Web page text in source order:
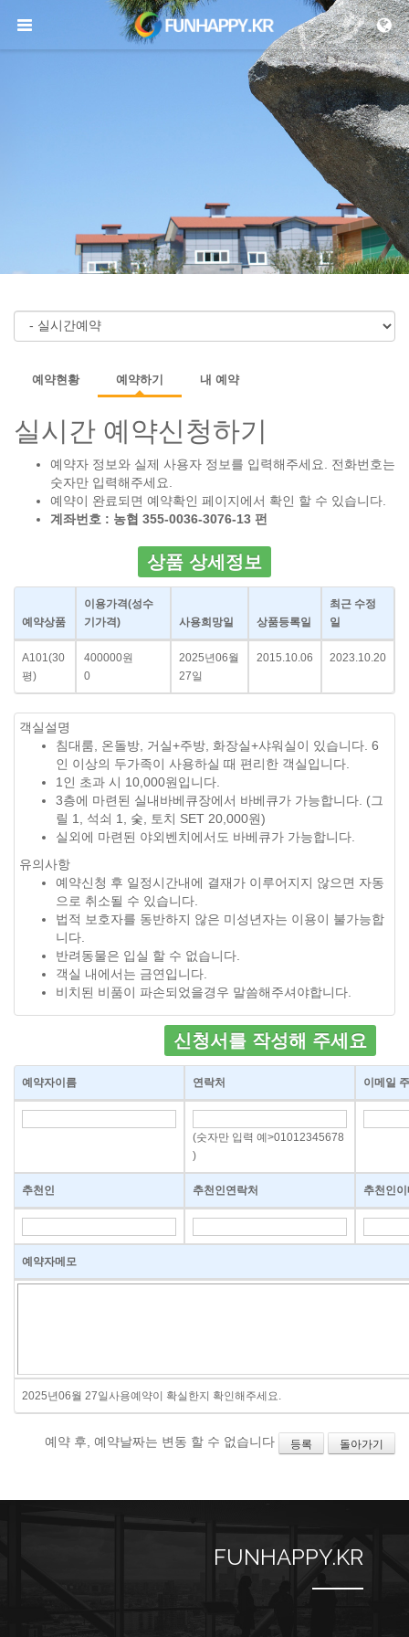
메뉴 건너뛰기
예약현황 예약하기 내 예약
실시간 예약신청하기
예약자 정보와 실제 사용자 정보를 입력해주세요. 전화번호는
숫자만 입력해주세요.
예약이 완료되면 예약확인 페이지에서 확인 할 수 있습니다.
계좌번호 : 농협 355-0036-3076-13 펀
상품 상세정보
예약상품
이용가격(성수
기가격)
사용희망일 상품등록일
최근 수정
일
A101(30
평)
400000원
0
2025년06월
27일
2015.10.06 2023.10.20
객실설명
침대룸, 온돌방, 거실+주방, 화장실+샤워실이 있습니다. 6
인 이상의 두가족이 사용하실 때 편리한 객실입니다.
1인 초과 시 10,000원입니다.
3층에 마련된 실내바베큐장에서 바베큐가 가능합니다. (그
릴 1, 석쇠 1, 숯, 토치 SET 20,000원)
실외에 마련된 야외벤치에서도 바베큐가 가능합니다.
유의사항
예약신청 후 일정시간내에 결재가 이루어지지 않으면 자동
으로 취소될 수 있습니다.
법적 보호자를 동반하지 않은 미성년자는 이용이 불가능합
니다.
반려동물은 입실 할 수 없습니다.
객실 내에서는 금연입니다.
비치된 비품이 파손되었을경우 말씀해주셔야합니다.
신청서를 작성해 주세요
예약자이름 연락처 이메일
(숫자만 입력 예>01012345678
)
추천인 추천인연락처 추천인
예약자메모
2025년06월 27일사용예약이 확실한지 확인해주세요.
예약 후, 예약날짜는 변동 할 수 없습니다 등록 돌아가기
FUNHAPPY.KR